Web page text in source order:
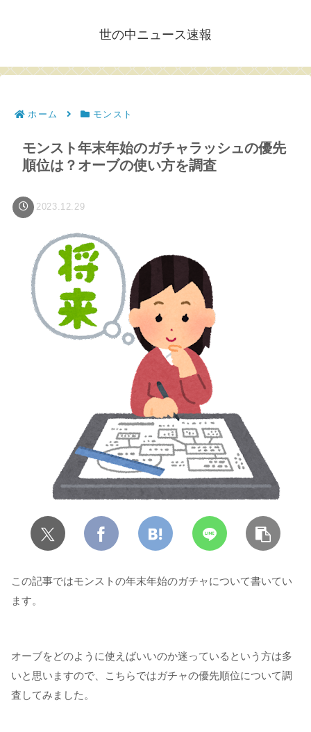
世の中ニュース速報
ホーム モンスト
モンスト年末年始のガチャラッシュの優先
順位は？オーブの使い方を調査
2023.12.29
この記事ではモンストの年末年始のガチャについて書いてい
ます。
オーブをどのように使えばいいのか迷っているという方は多
いと思いますので、こちらではガチャの優先順位について調
査してみました。